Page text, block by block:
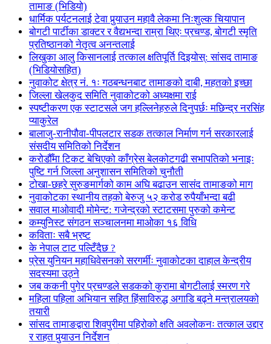
तामाङ (भिडियो)
धार्मिक पर्यटनलाई टेवा पुर्‍याउन महावै लेकमा निःशुल्क चियापान
बोगटी पार्टीका डाक्टर र वैद्यभन्दा राम्रा थिएः प्रचण्ड, बोगटी स्मृति
प्रतिष्ठानको नेतृत्व अनन्तलाई
लिखुका आलु किसानलाई तत्काल क्षतिपूर्ति दिइयोस्: सांसद तामाङ
(भिडियोसहित)
नुवाकोट क्षेत्र नं. १ः गठबन्धनबाट तामाङको दाबी, महतको इच्छा
जिल्ला खेलकुद समिति नुवाकोटको अध्यक्षमा राई
स्पष्टीकरण एक स्टाटसले जग हल्लिनेहरुले दिनुपर्छः मछिन्द्र नरसिंह
प्याकुरेल
बालाजु-रानीपौवा-पीपलटार सडक तत्काल निर्माण गर्न सरकारलाई
संसदीय समितिको निर्देशन
करोडौँमा टिकट बेचिएको काँग्रेस बेलकोटगढी सभापतिको भनाइः
पुष्टि गर्न जिल्ला अनुशासन समितिको चुनौती
टोखा-छहरे सुरुङमार्गको काम अघि बढाउन सासंद तामाङको माग
नुवाकोटका स्थानीय तहको बेरुजु ५२ करोड रुपैयाँभन्दा बढी
सवाल माओवादी मोमेन्ट: गजेन्द्रको स्टाटसमा पुरुको कमेन्ट
कम्युनिस्ट संगठन सञ्चालनमा माओका १६ विधि
कविताः सबै भ्रष्ट
के नेपाल टाट पल्टिँदैछ ?
प्रेस युनियन महाधिवेसनको सरगर्मीः नुवाकोटका दाहाल केन्द्रीय
सदस्यमा उठ्ने
जब ककनी पुगेर प्रचण्डले सडकको कुरामा बोगटीलाई स्मरण गरे
महिला पहिला अभियान सहित हिंसाविरुद्ध अगाडि बढ्ने मन्त्रालयको
तयारी
सांसद तामाङद्वारा शिवपुरीमा पहिरोको क्षति अवलोकनः तत्काल उद्दार
र राहत पुर्‍याउन निर्देशन